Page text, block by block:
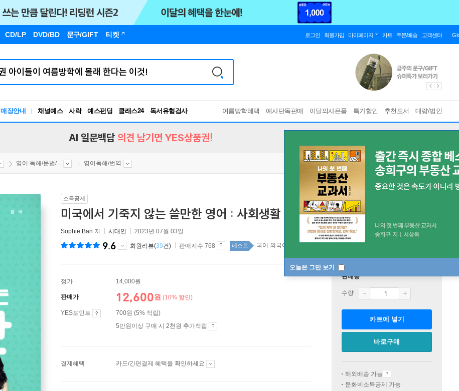
CD/LP DVD/BD 문구/GIFT 티켓 로그인 회원가입 마이페이지 카트 주문/배송 고객센터
매장안내 채널예스 사락 예스펀딩 클래스24
독서유형검사
RBTI Lab
여름방학혜택 예사단독판매 이달의사은품 특가할인 추천도서 대량/법인
오늘은 그만 보기
AI 일문백답 의견 남기면 YES상품권!
영어 독해/문법/... 영어독해/번역
소득공제
미국에서 기죽지 않는 쓸만한 영어 : 사회생활 필수 인싸회화 [ 11쇄 ]
Sophie Ban 저 시대인 2023년 07월 03일
9.6 회원리뷰(39건) 판매지수 768 베스트 국어 외국어 사전 top20 7주
정가 14,000원
판매가 12,600원 (10% 할인)
YES포인트
700원 (5% 적립)
5만원이상 구매 시 2천원 추가적립
결제혜택 카드/간편결제 혜택을 확인하세요
판매중
수량
카트에 넣기
바로구매
해외배송 가능
문화비소득공제 가능